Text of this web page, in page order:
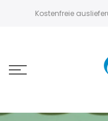
Kostenfreie